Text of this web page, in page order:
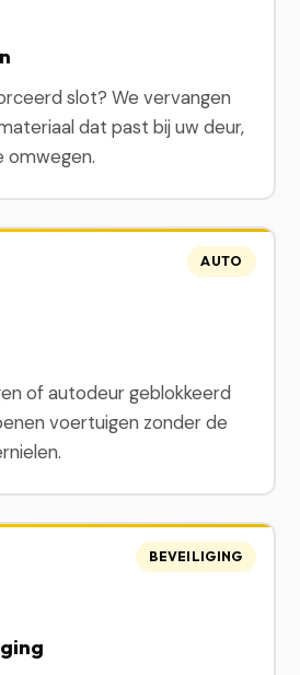
slot? We vervangen
dat past bij uw deur,
omwegen.
of autodeur geblokkeerd
voertuigen zonder de
AUTO
BEVEILIGING